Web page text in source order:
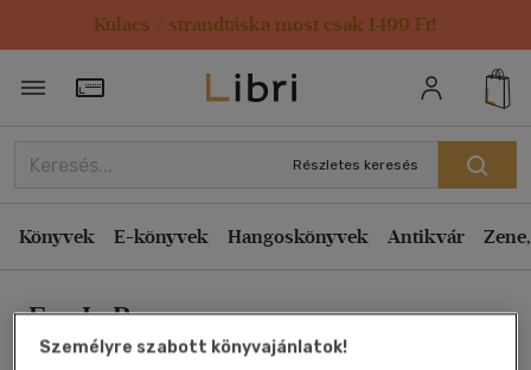
Kulacs / strandtáska most csak 1499 Ft!
Törzsvásárlói Kártya adatai
Részletes keresés
Könyvek E-könyvek Hangoskönyvek Antikvár
Eva L. Reeves
Rendezés
Kiadás éve szerint csökkenő
Ár szerint csökkenő
Eladott darabszám szerint csökkenő
Eladott darabszám szerint növekvő
Személyre szabott könyvajánlatok!